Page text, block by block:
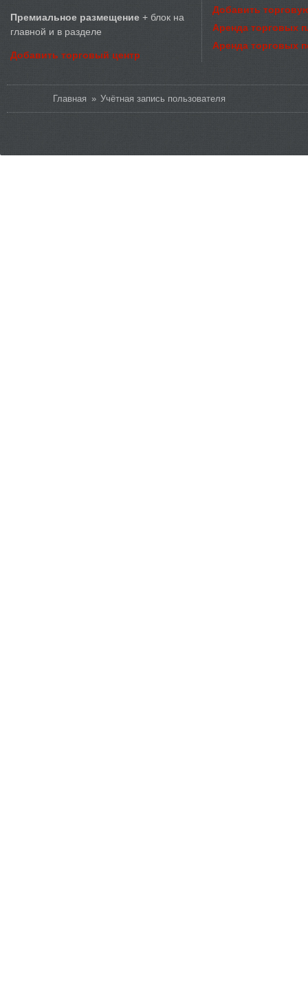
Премиальное размещение + блок на
главной и в разделе
Добавить торговый центр
Добавить
Аренда торговых
Аренда торговых
Главная » Учётная запись пользователя